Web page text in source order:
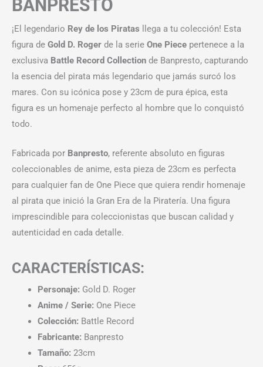
BANPRESTO
¡El legendario Rey de los Piratas llega a tu colección! Esta
figura de Gold D. Roger de la serie One Piece pertenece a la
exclusiva Battle Record Collection de Banpresto, capturando
la esencia del pirata más legendario que jamás surcó los
mares. Con su icónica pose y 23cm de pura épica, esta
figura es un homenaje perfecto al hombre que lo conquistó
todo.
Fabricada por Banpresto, referente absoluto en figuras
coleccionables de anime, esta pieza de 23cm es perfecta
para cualquier fan de One Piece que quiera rendir homenaje
al pirata que inició la Gran Era de la Piratería. Una figura
imprescindible para coleccionistas que buscan calidad y
autenticidad en cada detalle.
CARACTERÍSTICAS:
Personaje: Gold D. Roger
Anime / Serie: One Piece
Colección: Battle Record
Fabricante: Banpresto
Tamaño: 23cm